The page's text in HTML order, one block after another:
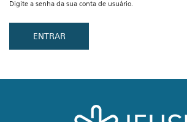
Digite a senha da sua conta de usuário.